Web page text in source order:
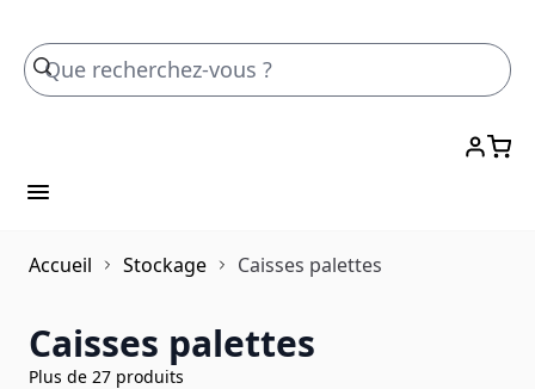
Accueil Stockage Caisses palettes
Caisses palettes
Plus de 27 produits